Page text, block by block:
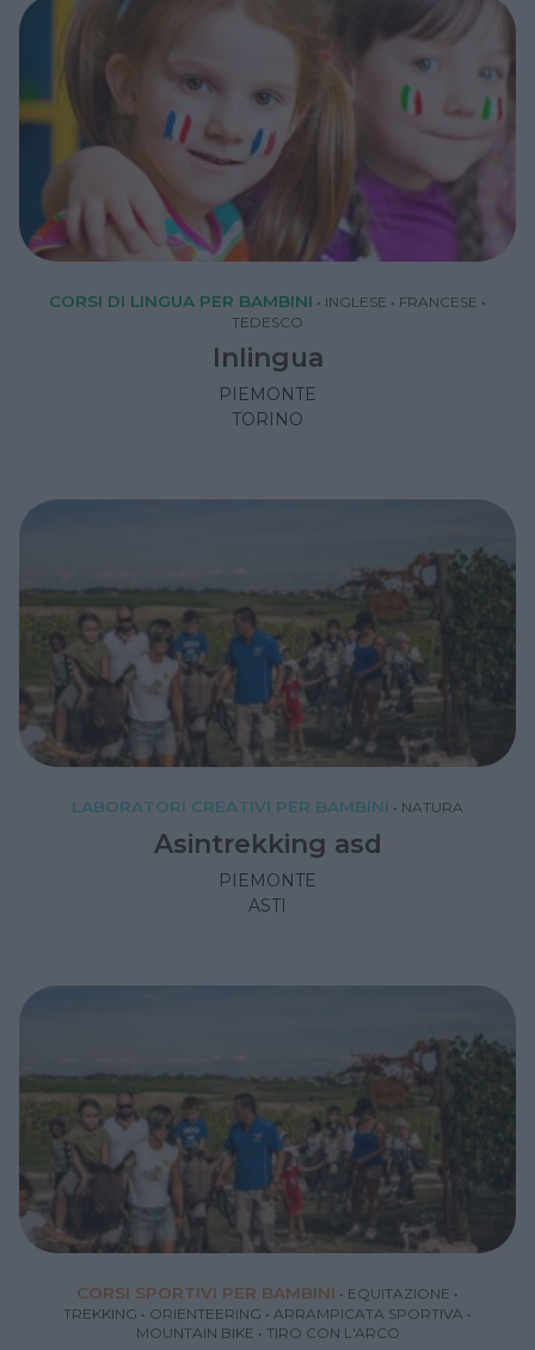
CORSI DI LINGUA PER BAMBINI • INGLESE • FRANCESE •
TEDESCO
Inlingua
PIEMONTE
TORINO
LABORATORI CREATIVI PER BAMBINI • NATURA
Asintrekking asd
PIEMONTE
ASTI
CORSI SPORTIVI PER BAMBINI • EQUITAZIONE •
TREKKING • ORIENTEERING • ARRAMPICATA SPORTIVA •
MOUNTAIN BIKE • TIRO CON L'ARCO